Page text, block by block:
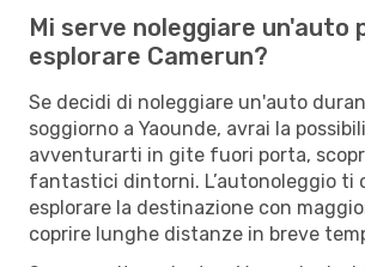
Mi serve noleggiare un'auto
esplorare Camerun?
Se decidi di noleggiare un'auto
soggiorno a Yaounde, avrai la
avventurarti in gite fuori porta,
fantastici dintorni. L’autonoleggio ti
esplorare la destinazione con
coprire lunghe distanze in breve